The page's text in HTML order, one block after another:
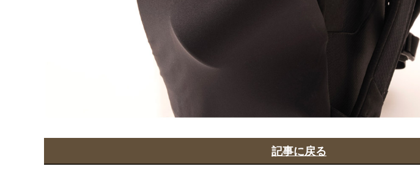
記事に戻る